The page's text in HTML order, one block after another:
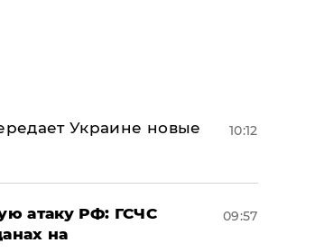
Украине новые
10:12
атаку РФ: ГСЧС
на
09:57